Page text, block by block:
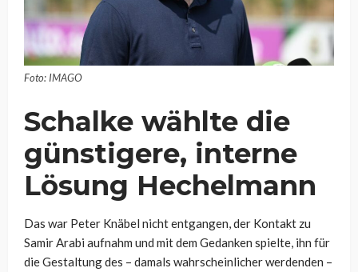
Foto: IMAGO
Schalke wählte die
günstigere, interne
Lösung Hechelmann
Das war Peter Knäbel nicht entgangen, der Kontakt zu
Samir Arabi aufnahm und mit dem Gedanken spielte, ihn für
die Gestaltung des – damals wahrscheinlicher werdenden –